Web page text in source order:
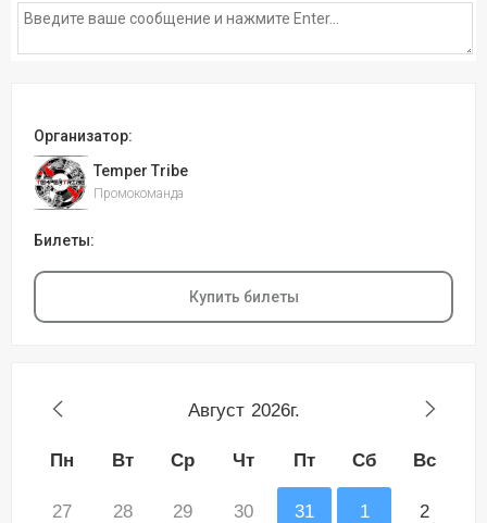
Организатор:
Temper Tribe
Промокоманда
Билеты:
Купить билеты
Август 2026г.
Пн Вт Ср Чт Пт Сб Вс
27 28 29 30 31 1 2